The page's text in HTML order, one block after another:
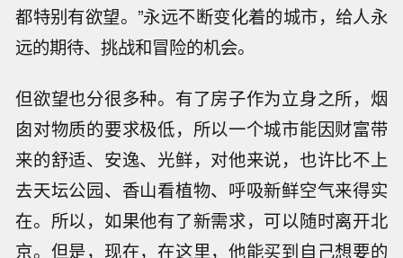
都特别有欲望。”永远不断变化着的城市，给人永
远的期待、挑战和冒险的机会。
但欲望也分很多种。有了房子作为立身之所，烟
囱对物质的要求极低，所以一个城市能因财富带
来的舒适、安逸、光鲜，对他来说，也许比不上
去天坛公园、香山看植物、呼吸新鲜空气来得实
在。所以，如果他有了新需求，可以随时离开北
京。但是，现在，在这里，他能买到自己想要的